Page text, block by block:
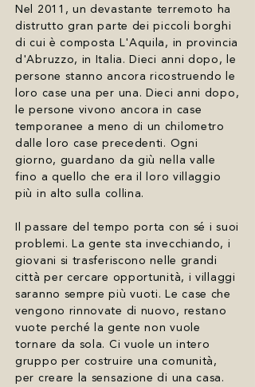
Nel 2011, un devastante terremoto ha
distrutto gran parte dei piccoli borghi
di cui è composta L'Aquila, in provincia
d'Abruzzo, in Italia. Dieci anni dopo, le
persone stanno ancora ricostruendo le
loro case una per una. Dieci anni dopo,
le persone vivono ancora in case
temporanee a meno di un chilometro
dalle loro case precedenti. Ogni
giorno, guardano da giù nella valle
fino a quello che era il loro villaggio
più in alto sulla collina.
Il passare del tempo porta con sé i suoi
problemi. La gente sta invecchiando, i
giovani si trasferiscono nelle grandi
città per cercare opportunità, i villaggi
saranno sempre più vuoti. Le case che
vengono rinnovate di nuovo, restano
vuote perché la gente non vuole
tornare da sola. Ci vuole un intero
gruppo per costruire una comunità,
per creare la sensazione di una casa.